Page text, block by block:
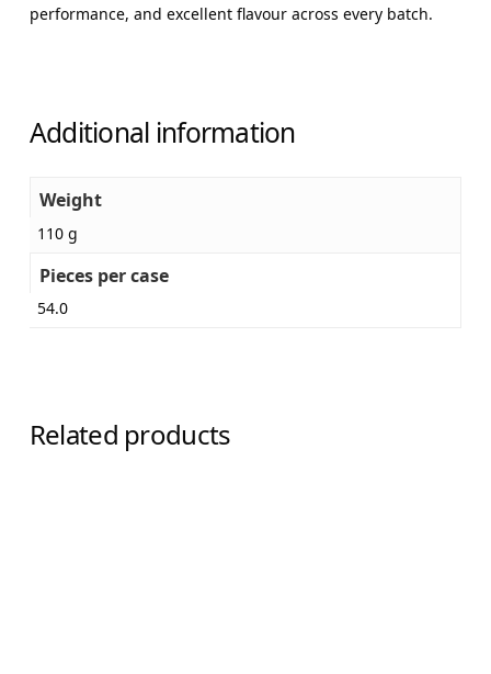
performance, and excellent flavour across every batch.
Additional information
Weight
110 g
Pieces per case
54.0
Related products